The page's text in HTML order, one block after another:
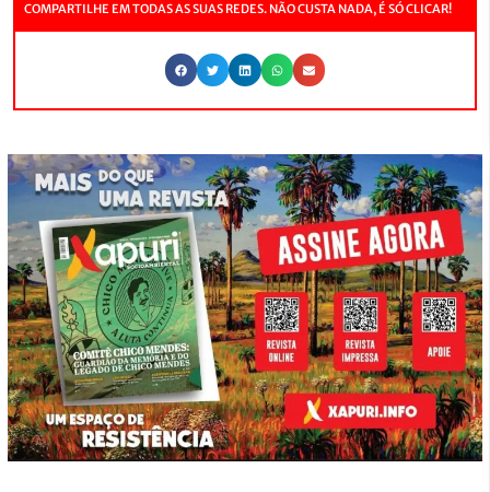
COMPARTILHE EM TODAS AS SUAS REDES. NÃO CUSTA NADA, É SÓ CLICAR!